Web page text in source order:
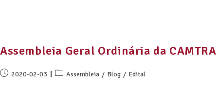
Assembleia Geral Ordinária da CAMTRA
2020-02-03 Assembleia / Blog / Edital